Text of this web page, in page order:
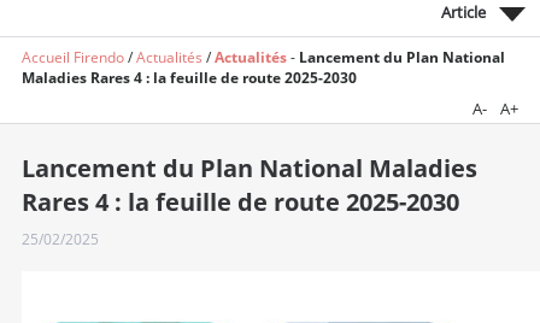
Article
Accueil Firendo/Actualités /Actualités- Lancement du Plan National
Maladies Rares 4 : la feuille de route 2025-2030
A- A+
Lancement du Plan National Maladies
Rares 4 : la feuille de route 2025-2030
25/02/2025